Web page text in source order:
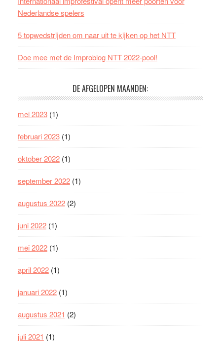
Nederlandse spelers
5 topwedstrijden om naar uit te kijken op het NTT
Doe mee met de Improblog NTT 2022-pool!
DE AFGELOPEN MAANDEN:
mei 2023(1)
februari 2023(1)
oktober 2022(1)
september 2022(1)
augustus 2022(2)
juni 2022(1)
mei 2022(1)
april 2022(1)
januari 2022(1)
augustus 2021 (2)
juli 2021 (1)